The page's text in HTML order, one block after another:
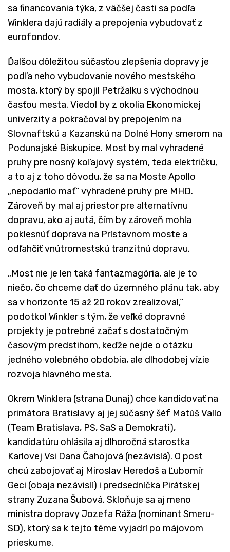
sa financovania týka, z väčšej časti sa podľa
Winklera dajú radiály a prepojenia vybudovať z
eurofondov.
Ďalšou dôležitou súčasťou zlepšenia dopravy je
podľa neho vybudovanie nového mestského
mosta, ktorý by spojil Petržalku s východnou
časťou mesta. Viedol by z okolia Ekonomickej
univerzity a pokračoval by prepojením na
Slovnaftskú a Kazanskú na Dolné Hony smerom na
Podunajské Biskupice. Most by mal vyhradené
pruhy pre nosný koľajový systém, teda električku,
a to aj z toho dôvodu, že sa na Moste Apollo
„nepodarilo mať“ vyhradené pruhy pre MHD.
Zároveň by mal aj priestor pre alternatívnu
dopravu, ako aj autá, čím by zároveň mohla
poklesnúť doprava na Prístavnom moste a
odľahčiť vnútromestskú tranzitnú dopravu.
„Most nie je len taká fantazmagória, ale je to
niečo, čo chceme dať do územného plánu tak, aby
sa v horizonte 15 až 20 rokov zrealizoval,“
podotkol Winkler s tým, že veľké dopravné
projekty je potrebné začať s dostatočným
časovým predstihom, keďže nejde o otázku
jedného volebného obdobia, ale dlhodobej vízie
rozvoja hlavného mesta.
Okrem Winklera (strana Dunaj) chce kandidovať na
primátora Bratislavy aj jej súčasný šéf Matúš Vallo
(Team Bratislava, PS, SaS a Demokrati),
kandidatúru ohlásila aj dlhoročná starostka
Karlovej Vsi Dana Čahojová (nezávislá). O post
chcú zabojovať aj Miroslav Heredoš a Ľubomír
Geci (obaja nezávislí) i predsedníčka Pirátskej
strany Zuzana Šubová. Skloňuje sa aj meno
ministra dopravy Jozefa Ráža (nominant Smeru-
SD), ktorý sa k tejto téme vyjadrí po májovom
prieskume.